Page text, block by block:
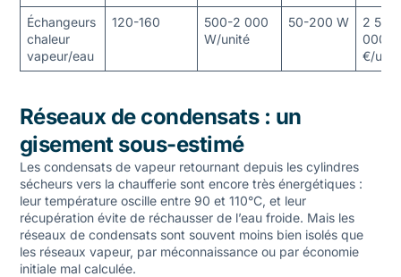
Échangeurs
chaleur
vapeur/eau
120-160
500-2 000
W/unité
50-200 W
2
000
€/
Réseaux de condensats : un
gisement sous-estimé
Les condensats de vapeur retournant depuis les cylindres
sécheurs vers la chaufferie sont encore très énergétiques :
leur température oscille entre 90 et 110°C, et leur
récupération évite de réchausser de l’eau froide. Mais les
réseaux de condensats sont souvent moins bien isolés que
les réseaux vapeur, par méconnaissance ou par économie
initiale mal calculée.